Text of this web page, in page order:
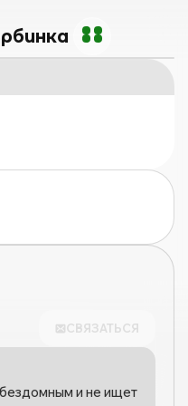
СВЯЗАТЬСЯ
и не ищет